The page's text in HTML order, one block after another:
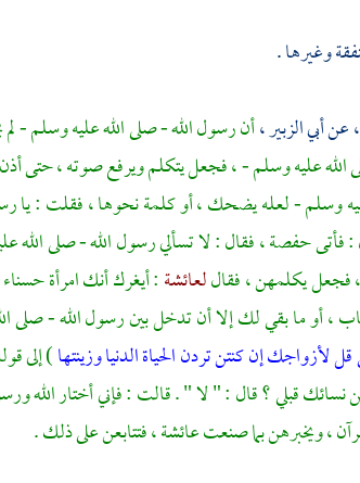
وغيرها .
عن أبي الزبير ،أن رسول الله - صلى الله عليه وسلم -
الله عليه وسلم - ، فجعل يتكلم ويرفع صوته ، حتى أذن
وسلم - لعله يضحك ، أو كلمة نحوها ، فقلت : يا
فأتىحفصة ،فقال : لا تسألي رسول الله - صلى
فجعل يكلمهن ، فقاللعائشة: أيغرك أنك امرأة
،أو ما بقي لك إلا أن تدخل بين رسول الله - صلى
قل لأزواجك إن كنتن تردن الحياة الدنيا وزينتها) إلى
قبلي ؟ قال : " لا " . قالت : فإني أختار الله
، ويخبرهن بما صنعتعائشة ،فتتابعن على ذلك .